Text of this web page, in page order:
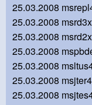
25.03.2008
25.03.2008
25.03.2008
25.03.2008
25.03.2008
25.03.2008
25.03.2008